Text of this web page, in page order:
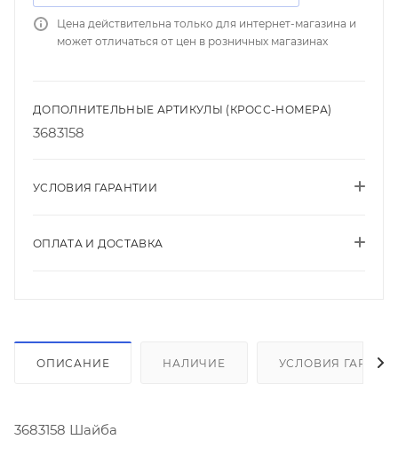
Цена действительна только для интернет-магазина и
может отличаться от цен в розничных магазинах
ДОПОЛНИТЕЛЬНЫЕ АРТИКУЛЫ (КРОСС-НОМЕРА)
3683158
УСЛОВИЯ ГАРАНТИИ
ОПЛАТА И ДОСТАВКА
ОПИСАНИЕ НАЛИЧИЕ УСЛОВИЯ
3683158 Шайба